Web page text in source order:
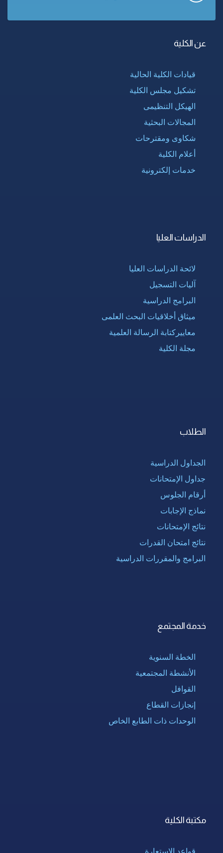
عن الكلية
قيادات الكلية الحالية
تشكيل مجلس الكلية
الهيكل التنظيمى
المجالات البحثية
شكاوى ومقترحات
أعلام الكلية
خدمات إلكترونية
الدراسات العليا
لائحة الدراسات العليا
آليات التسجيل
البرامج الدراسية
ميثاق أخلاقيات البحث العلمى
معاييركتابة الرسالة العلمية
مجلة الكلية
الطلاب
الجداول الدراسية
جداول الإمتحانات
أرقام الجلوس
نماذج الإجابات
نتائج الإمتحانات
نتائج امتحان القدرات
البرامج والمقررات الدراسية
خدمة المجتمع
الخطة السنوية
الأنشطة المجتمعية
القوافل
إنجازات القطاع
الوحدات ذات الطابع الخاص
مكتبة الكلية